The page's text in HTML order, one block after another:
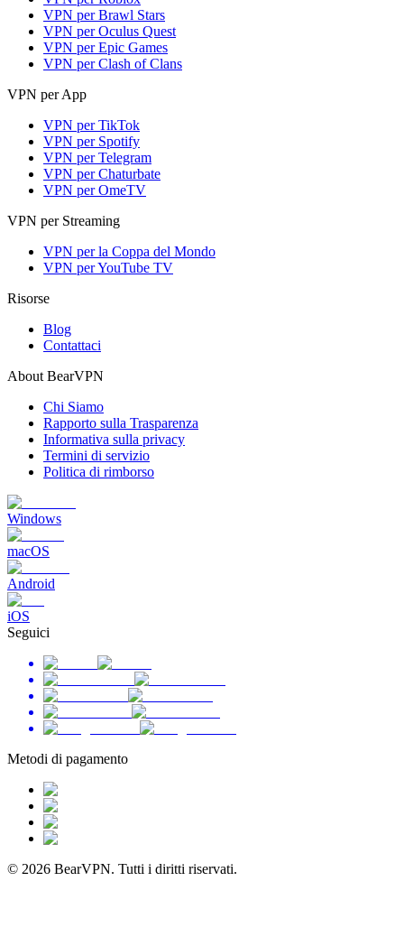
VPN per Brawl Stars
VPN per Oculus Quest
VPN per Epic Games
VPN per Clash of Clans
VPN per App
VPN per TikTok
VPN per Spotify
VPN per Telegram
VPN per Chaturbate
VPN per OmeTV
VPN per Streaming
VPN per la Coppa del Mondo
VPN per YouTube TV
Risorse
Blog
Contattaci
About BearVPN
Chi Siamo
Rapporto sulla Trasparenza
Informativa sulla privacy
Termini di servizio
Politica di rimborso
Windows
macOS
Android
iOS
Seguici
Metodi di pagamento
© 2026 BearVPN. Tutti i diritti riservati.